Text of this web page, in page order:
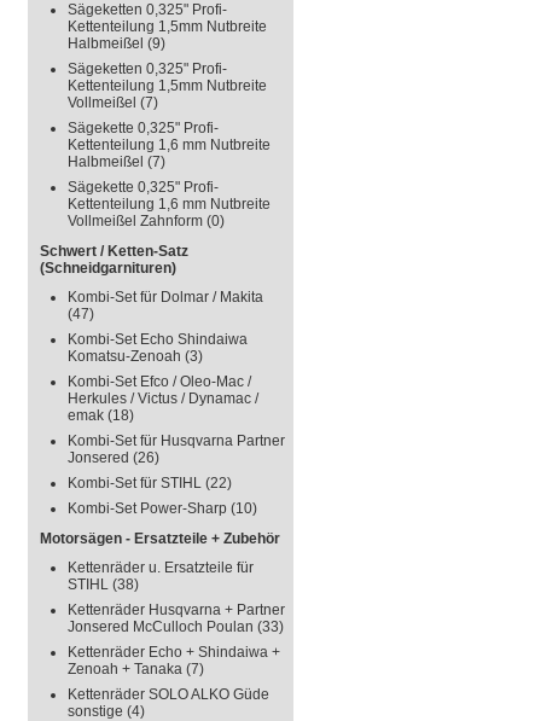
Sägeketten 0,325" Profi-
Kettenteilung 1,5mm Nutbreite
Halbmeißel (9)
Sägeketten 0,325" Profi-
Kettenteilung 1,5mm Nutbreite
Vollmeißel (7)
Sägekette 0,325" Profi-
Kettenteilung 1,6 mm Nutbreite
Halbmeißel (7)
Sägekette 0,325" Profi-
Kettenteilung 1,6 mm Nutbreite
Vollmeißel Zahnform (0)
Schwert / Ketten-Satz
(Schneidgarnituren)
Kombi-Set für Dolmar / Makita
(47)
Kombi-Set Echo Shindaiwa
Komatsu-Zenoah (3)
Kombi-Set Efco / Oleo-Mac /
Herkules / Victus / Dynamac /
emak (18)
Kombi-Set für Husqvarna Partner
Jonsered (26)
Kombi-Set für STIHL (22)
Kombi-Set Power-Sharp (10)
Motorsägen - Ersatzteile + Zubehör
Kettenräder u. Ersatzteile für
STIHL (38)
Kettenräder Husqvarna + Partner
Jonsered McCulloch Poulan (33)
Kettenräder Echo + Shindaiwa +
Zenoah + Tanaka (7)
Kettenräder SOLO ALKO Güde
sonstige (4)